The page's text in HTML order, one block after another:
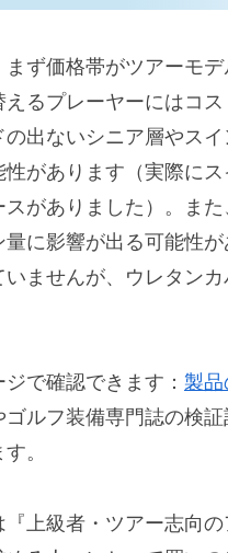
ず価格帯がツアーモ
るプレーヤーにはコ
出ないシニア層やス
があります（実際に
がありました）。ま
に影響が出る可能性
ませんが、ウレタン
で確認できます： 製
ルフ装備専門誌の検
。
上級者・ツアー志向